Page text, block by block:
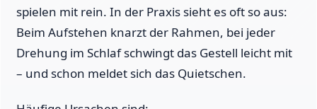
spielen mit rein. In der Praxis sieht es oft so aus:
Beim Aufstehen knarzt der Rahmen, bei jeder
Drehung im Schlaf schwingt das Gestell leicht mit
– und schon meldet sich das Quietschen.